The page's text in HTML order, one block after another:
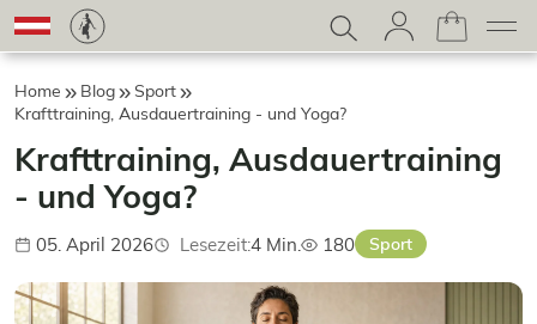
Home Blog
Sport
Krafttraining, Ausdauertraining - und Yoga?
Krafttraining, Ausdauertraining
- und Yoga?
Veröffentlicht:
05. April 2026 Lesezeit:4 Min.Aufrufe:
180 Sport